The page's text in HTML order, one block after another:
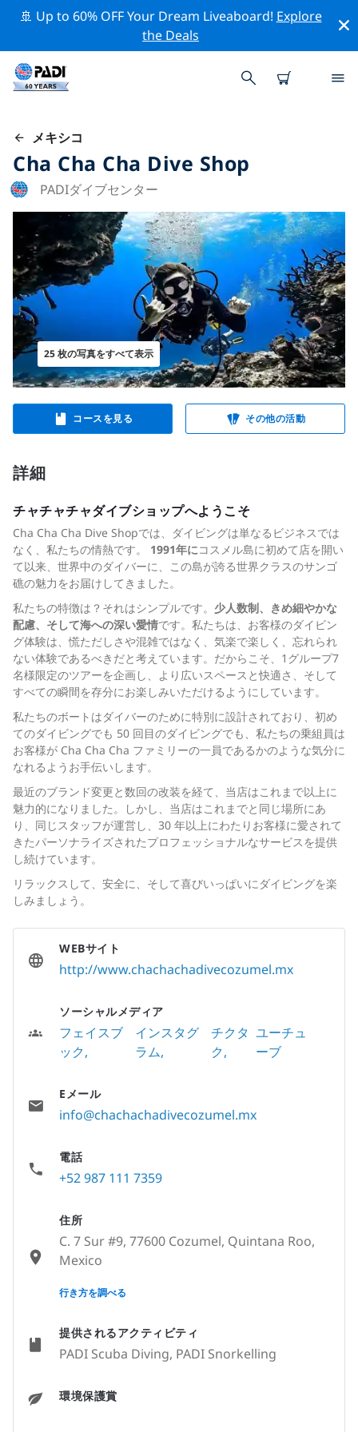
🚢 Up to 60% OFF Your Dream Liveaboard! Explore
the Deals
メキシコ
Cha Cha Cha Dive Shop
PADIダイブセンター
25 枚の写真をすべて表示
コースを見る その他の活動
詳細
チャチャチャダイブショップへようこそ
Cha Cha Cha Dive Shopでは、ダイビングは単なるビジネスでは
なく、私たちの情熱です。 1991年にコスメル島に初めて店を開い
て以来、世界中のダイバーに、この島が誇る世界クラスのサンゴ
礁の魅力をお届けしてきました。
私たちの特徴は？それはシンプルです。 少人数制、きめ細やかな
配慮、そして海への深い愛情です。私たちは、お客様のダイビン
グ体験は、慌ただしさや混雑ではなく、気楽で楽しく、忘れられ
ない体験であるべきだと考えています。だからこそ、1グループ7
名様限定のツアーを企画し、より広いスペースと快適さ、そして
すべての瞬間を存分にお楽しみいただけるようにしています。
私たちのボートはダイバーのために特別に設計されており、初め
てのダイビングでも 50 回目のダイビングでも、私たちの乗組員は
お客様が Cha Cha Cha ファミリーの一員であるかのような気分に
なれるようお手伝いします。
最近のブランド変更と数回の改装を経て、当店はこれまで以上に
魅力的になりました。しかし、当店はこれまでと同じ場所にあ
り、同じスタッフが運営し、30 年以上にわたりお客様に愛されて
きたパーソナライズされたプロフェッショナルなサービスを提供
し続けています。
リラックスして、安全に、そして喜びいっぱいにダイビングを楽
しみましょう。
提供されるアクティビティ
PADI Scuba Diving, PADI Snorkelling
環境保護賞
WEBサイト
http://www.chachachadivecozumel.mx
ソーシャルメディア
フェイスブ
ック
インスタグ
ラム
チクタ
ク
ユーチュ
ーブ
Eメール
info@chachachadivecozumel.mx
電話
+52 987 111 7359
住所
C. 7 Sur #9, 77600 Cozumel, Quintana Roo,
Mexico
None
行き方を調べる